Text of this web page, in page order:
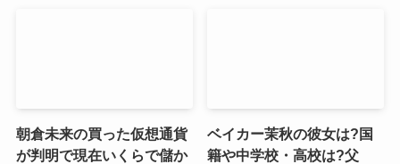
朝倉未来の買った仮想通貨
が判明で現在いくらで儲か
ベイカー茉秋の彼女は?国
籍や中学校・高校は?父